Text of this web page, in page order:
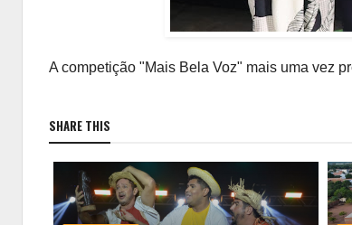
A competição "Mais Bela Voz" mais uma vez
SHARE THIS